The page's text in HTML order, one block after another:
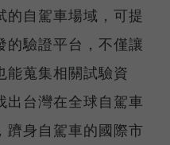
的自駕車場域，可提
的驗證平台，不僅讓
能蒐集相關試驗資
出台灣在全球自駕車
躋身自駕車的國際市